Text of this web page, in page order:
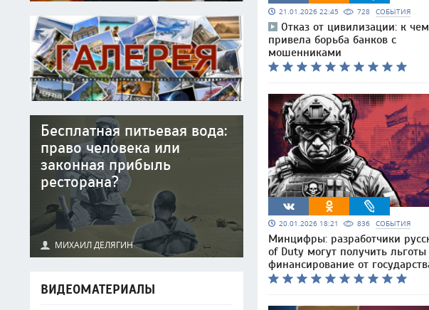
Бесплатная питьевая вода:
право человека или
законная прибыль
ресторана?
МИХАИЛ ДЕЛЯГИН
ВИДЕОМАТЕРИАЛЫ
21.01.2026 22:45 728 СОБЫТИЯ
Отказ от цивилизации: к
привела борьба банков с
мошенниками
20.01.2026 18:21 836 СОБЫТИЯ
Минцифры: разработчики
of Duty могут получить льготы
финансирование от